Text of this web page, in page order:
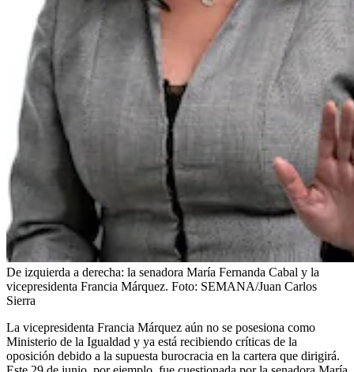
De izquierda a derecha: la senadora María Fernanda Cabal y la
vicepresidenta Francia Márquez. Foto: SEMANA/Juan Carlos
Sierra
La vicepresidenta Francia Márquez aún no se posesiona como
Ministerio de la Igualdad y ya está recibiendo críticas de la
oposición debido a la supuesta burocracia en la cartera que dirigirá.